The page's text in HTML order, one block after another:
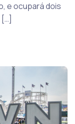
e ocupará dois